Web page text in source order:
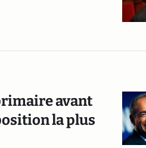
avant
la plus